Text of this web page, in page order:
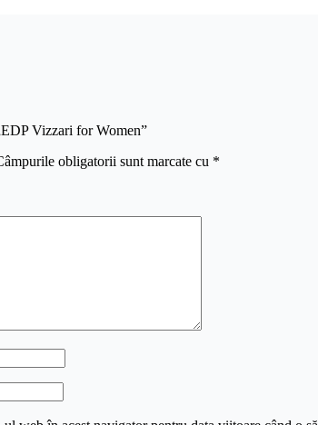
Vizzari for Women”
obligatorii sunt marcate cu *